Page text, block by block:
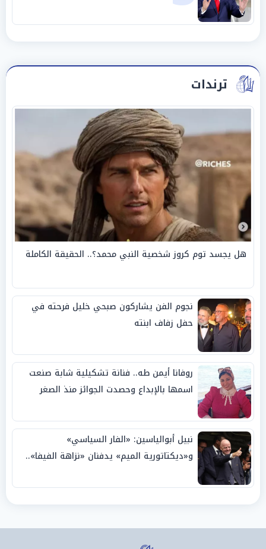
ترندات
هل يجسد توم كروز شخصية النبي محمد؟.. الحقيقة الكاملة
نجوم الفن يشاركون صبحي خليل فرحته في
حفل زفاف ابنته
روفانا أيمن طه.. فنانة تشكيلية شابة صنعت
اسمها بالإبداع وحصدت الجوائز منذ الصغر
نبيل أبوالياسين: «الفار السياسي»
و«ديكتاتورية الميم» يدفنان «نزاهة الفيفا»..